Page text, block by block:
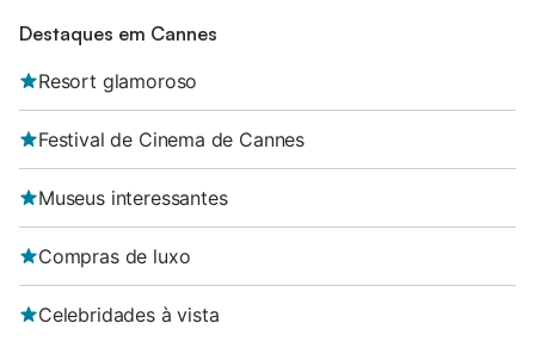
Destaques em Cannes
Resort glamoroso
Festival de Cinema de Cannes
Museus interessantes
Compras de luxo
Celebridades à vista